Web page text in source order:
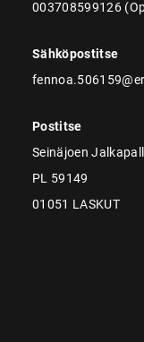
003708599126
Sähköpostitse
Postitse
Seinäjoen
PL 59149
01051 LASKUT